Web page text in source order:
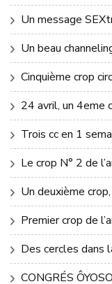
Un message
Un beau
Cinquième crop
24 avril, un 4eme
Trois cc en 1
Le crop N° 2 de
Un deuxième
Premier crop de
Des cercles dans
CONGRÉS